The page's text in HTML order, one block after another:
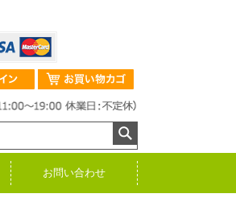
お問い合わせ